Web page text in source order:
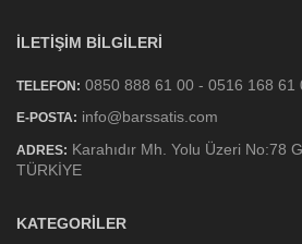
İLETIŞIM BILGILERI
TELEFON: 0850 888 61 00 - 0516 168 61
E-POSTA: info@barssatis.com
ADRES: Karahıdır Mh. Yolu Üzeri No:78
TÜRKİYE
KATEGORILER